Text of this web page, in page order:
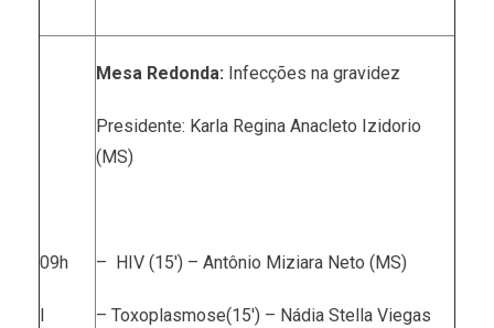
09h
Mesa Redonda: Infecções na gravidez
Presidente: Karla Regina Anacleto Izidorio
(MS)
– HIV (15′) – Antônio Miziara Neto (MS)
– Toxoplasmose(15′) – Nádia Stella Viegas